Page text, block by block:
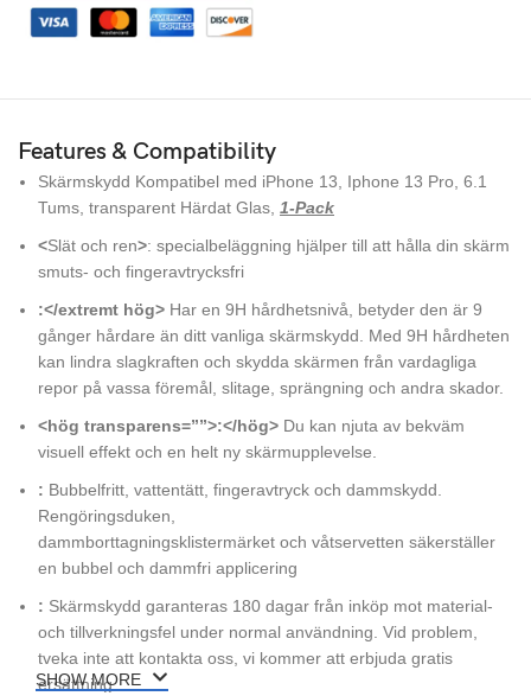
Features & Compatibility
Skärmskydd Kompatibel med iPhone 13, Iphone 13 Pro, 6.1
Tums, transparent Härdat Glas, 1-Pack
<Slät och ren>: specialbeläggning hjälper till att hålla din skärm
smuts- och fingeravtrycksfri
:</extremt hög> Har en 9H hårdhetsnivå, betyder den är 9
gånger hårdare än ditt vanliga skärmskydd. Med 9H hårdheten
kan lindra slagkraften och skydda skärmen från vardagliga
repor på vassa föremål, slitage, sprängning och andra skador.
<hög transparens=””>:</hög> Du kan njuta av bekväm
visuell effekt och en helt ny skärmupplevelse.
: Bubbelfritt, vattentätt, fingeravtryck och dammskydd.
Rengöringsduken,
dammborttagningsklistermärket och våtservetten säkerställer
en bubbel och dammfri applicering
: Skärmskydd garanteras 180 dagar från inköp mot material-
och tillverkningsfel under normal användning. Vid problem,
tveka inte att kontakta oss, vi kommer att erbjuda gratis
ersättning.
SHOW MORE